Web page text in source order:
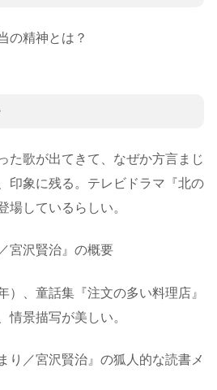
の精神とは？
た歌が出てきて、なぜか方言まじ
印象に残る。テレビドラマ『北の
場しているらしい。
宮沢賢治』の概要
）、童話集『注文の多い料理店』
情景描写が美しい。
り／宮沢賢治』の狐人的な読書メ